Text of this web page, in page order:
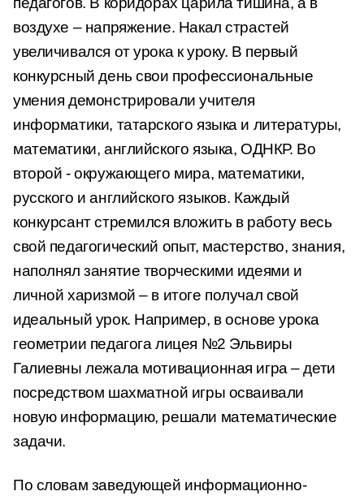
воздухе – напряжение. Накал страстей
увеличивался от урока к уроку. В первый
конкурсный день свои профессиональные
умения демонстрировали учителя
информатики, татарского языка и литературы,
математики, английского языка, ОДНКР. Во
второй - окружающего мира, математики,
русского и английского языков. Каждый
конкурсант стремился вложить в работу весь
свой педагогический опыт, мастерство, знания,
наполнял занятие творческими идеями и
личной харизмой – в итоге получал свой
идеальный урок. Например, в основе урока
геометрии педагога лицея №2 Эльвиры
Галиевны лежала мотивационная игра – дети
посредством шахматной игры осваивали
новую информацию, решали математические
задачи.
По словам заведующей информационно-